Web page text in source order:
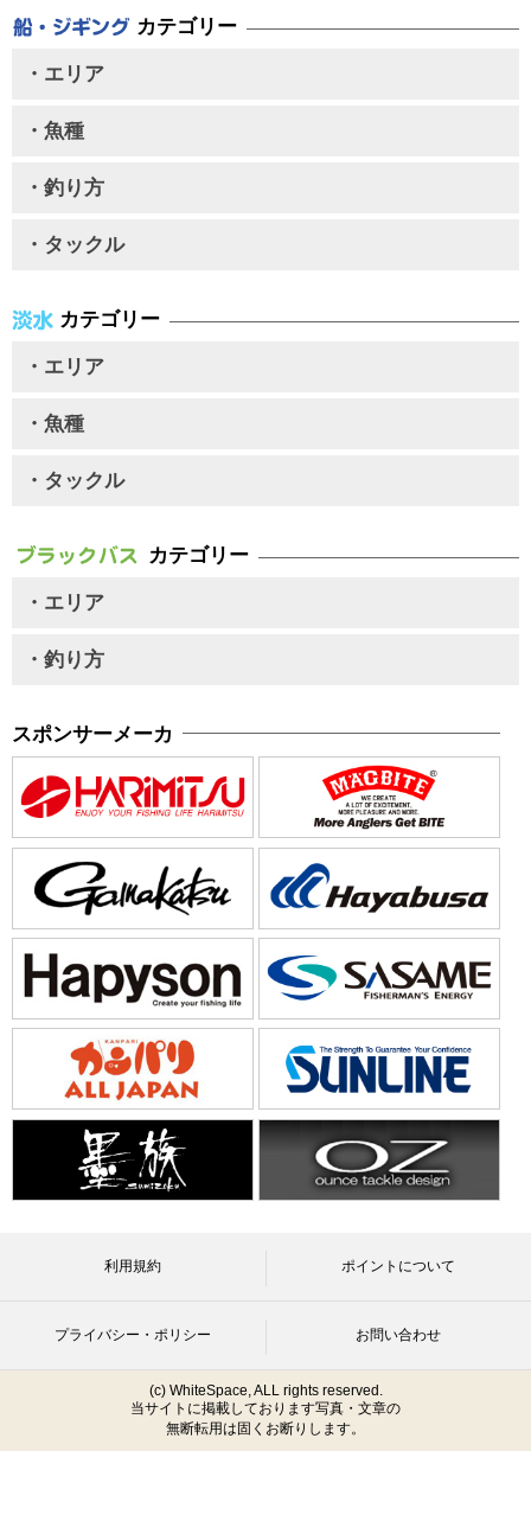
カテゴリー
・エリア
・魚種
・釣り方
・タックル
カテゴリー
・エリア
・魚種
・タックル
カテゴリー
・エリア
・釣り方
スポンサーメーカ
利用規約 ポイントについて
プライバシー・ポリシー お問い合わせ
(c) WhiteSpace, ALL rights reserved.
当サイトに掲載しております写真・文章の
無断転用は固くお断りします。